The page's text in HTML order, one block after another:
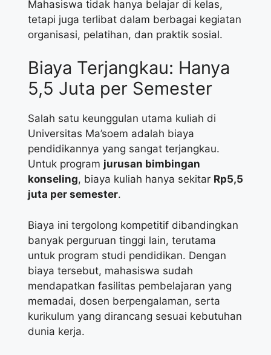
Mahasiswa tidak hanya belajar di kelas,
tetapi juga terlibat dalam berbagai kegiatan
organisasi, pelatihan, dan praktik sosial.
Biaya Terjangkau: Hanya
5,5 Juta per Semester
Salah satu keunggulan utama kuliah di
Universitas Ma’soem adalah biaya
pendidikannya yang sangat terjangkau.
Untuk program jurusan bimbingan
konseling, biaya kuliah hanya sekitar Rp5,5
juta per semester.
Biaya ini tergolong kompetitif dibandingkan
banyak perguruan tinggi lain, terutama
untuk program studi pendidikan. Dengan
biaya tersebut, mahasiswa sudah
mendapatkan fasilitas pembelajaran yang
memadai, dosen berpengalaman, serta
kurikulum yang dirancang sesuai kebutuhan
dunia kerja.